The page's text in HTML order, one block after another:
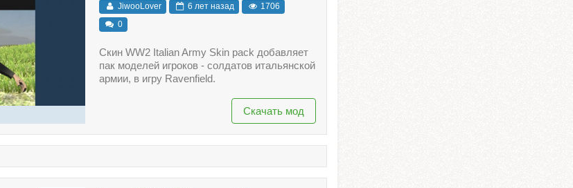
JiwooLover 6 лет назад
1706
0
Скин WW2 Italian Army Skin pack добавляет
пак моделей игроков - солдатов итальянской
армии, в игру Ravenfield.
Скачать мод